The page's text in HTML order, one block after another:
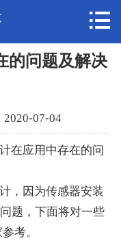
公司简介
现场案例
新闻中心
资质证书
联系我们

的问题及解决
2020-07-04
在应用中存在的问
，因为传感器安装
题，下面将对一些
考。